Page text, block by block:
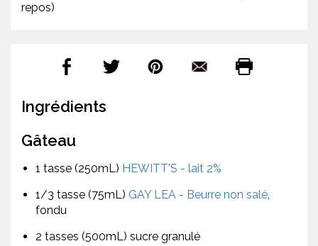
repos)
Ingrédients
Gâteau
1 tasse (250mL) HEWITT'S - lait 2%
1/3 tasse (75mL) GAY LEA - Beurre non salé,
fondu
2 tasses (500mL) sucre granulé